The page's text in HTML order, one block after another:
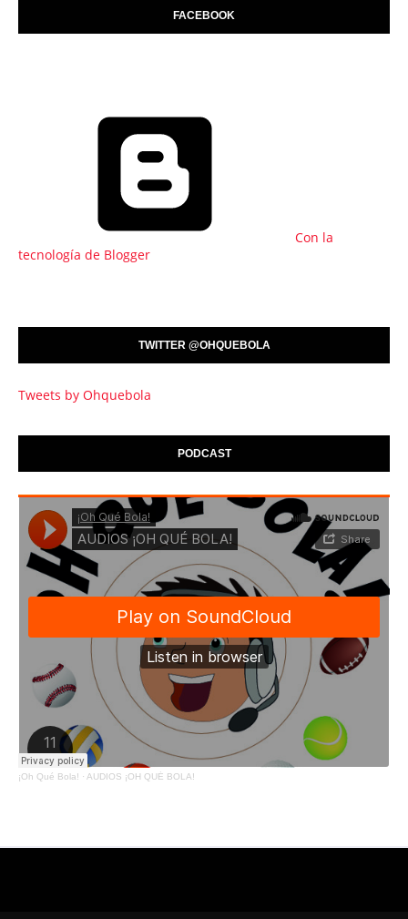
FACEBOOK
Con la
tecnología de Blogger
TWITTER @OHQUEBOLA
Tweets by Ohquebola
PODCAST
¡Oh Qué Bola! · AUDIOS ¡OH QUÉ BOLA!